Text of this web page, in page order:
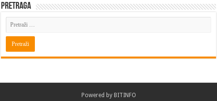
Pretraga
Powered by BITINFO